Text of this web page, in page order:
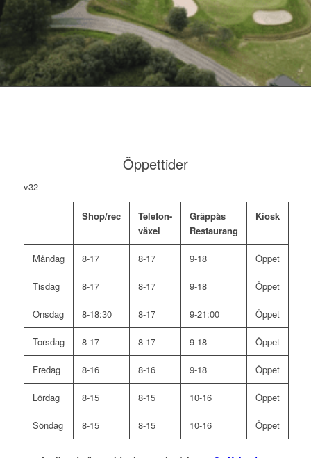
Öppettider
v32
Shop/rec
Telefon-
växel
Gräppås
Restaurang
Kiosk
Måndag 8-17 8-17 9-18 Öppet
Tisdag 8-17 8-17 9-18 Öppet
Onsdag 8-18:30 8-17 9-21:00 Öppet
Torsdag 8-17 8-17 9-18 Öppet
Fredag 8-16 8-16 9-18 Öppet
Lördag 8-15 8-15 10-16 Öppet
Söndag 8-15 8-15 10-16 Öppet